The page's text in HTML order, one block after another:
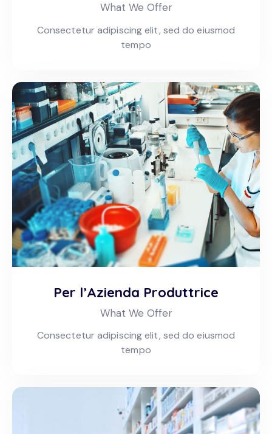
What We Offer
Consectetur adipiscing elit, sed do eiusmod
tempo
Per l’Azienda Produttrice
What We Offer
Consectetur adipiscing elit, sed do eiusmod
tempo